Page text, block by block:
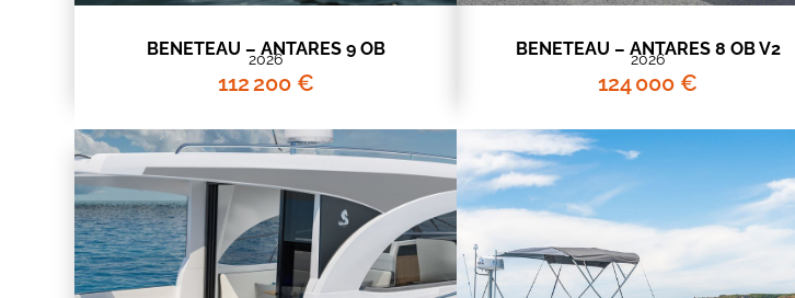
BENETEAU – ANTARES 9 OB
2026
112 200 €
BENETEAU – ANTARES 8 OB V2
2026
124 000 €